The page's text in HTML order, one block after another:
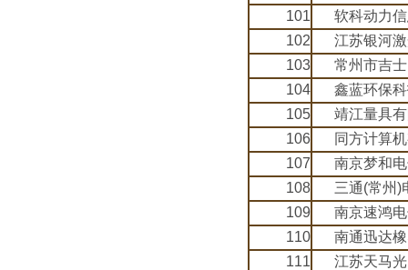
101
软科动力
102
江苏银河
103
常州市吉
104
鑫蓝环保
105
靖江量具
106
同方计算
107
南京梦和
108
三通(常州)
109
南京速鸿
110
南通迅达
111
江苏天马